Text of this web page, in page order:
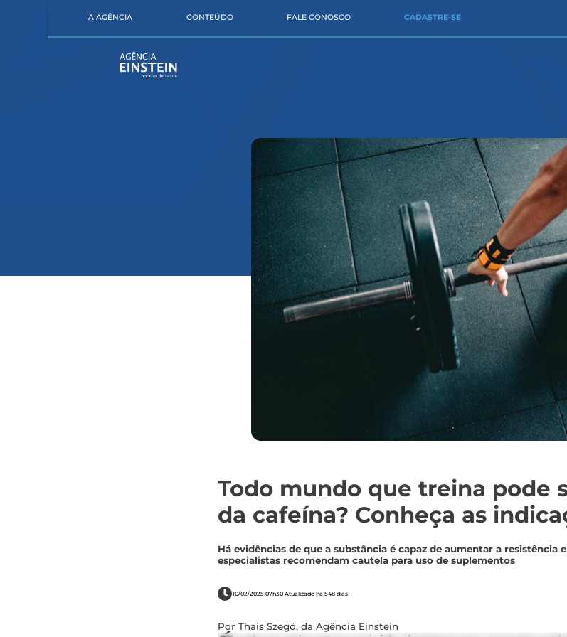
A AGÊNCIA CONTEÚDO FALE CONOSCO CADASTRE-SE
Todo mundo que treina pode
da cafeína? Conheça as
Há evidências de que a substância é capaz de aumentar a resistência
especialistas recomendam cautela para uso de suplementos
10/02/2025 07h30 Atualizado há 548 dias
Por Thais Szegö, da Agência Einstein